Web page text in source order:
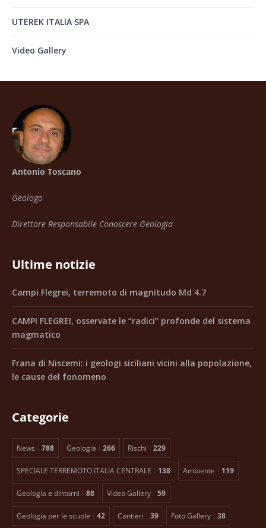
UTEREK ITALIA SPA
Video Gallery
Antonio Toscano
Geologo
Direttore Responsabile Conoscere Geologia
Ultime notizie
Campi Flegrei, terremoto di magnitudo Md 4.7
CAMPI FLEGREI, osservate le “radici” profonde del sistema
magmatico
Frana di Niscemi: i geologi siciliani vicini alla popolazione,
le cause del fonomeno
Categorie
News 788 Geologia 266 Rischi 229
SPECIALE TERREMOTO ITALIA CENTRALE 138 Ambiente 119
Geologia e dintorni 88 Video Gallery 59
Geologia per le scuole 42 Cantieri 39 Foto Gallery 38